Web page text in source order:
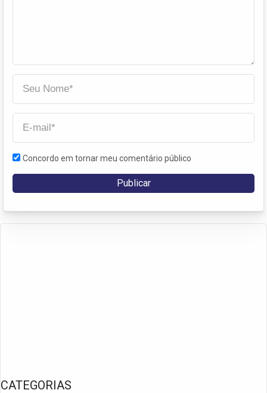
Concordo em tornar meu comentário público
CATEGORIAS